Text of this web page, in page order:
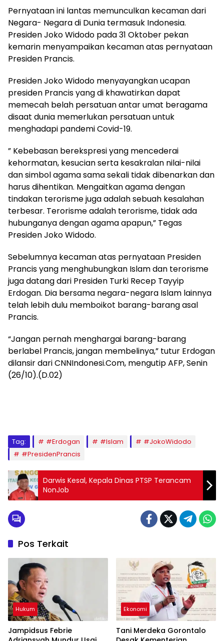
Pernyataan ini lantas memunculkan kecaman dari
Negara- Negara di Dunia termasuk Indonesia.
Presiden Joko Widodo pada 31 Oktober pekan
kemarin menyampaikan kecaman atas pernyataan
Presiden Prancis.
Presiden Joko Widodo menyayangkan ucapan
presiden Prancis yang di khawatirkan dapat
memecah belah persatuan antar umat beragama
disaat dunia memerlukan persatuan untuk
menghadapi pandemi Covid-19.
” Kebebasan berekspresi yang mencederai
kehormatan, kesucian serta kesakralan nilai-nilai
dan simbol agama sama sekali tidak dibenarkan dan
harus dihentikan. Mengaitkan agama dengan
tindakan terorisme juga adalah sebuah kesalahan
terbesar. Terorisme adalah terorisme, tidak ada
hubunganya dengan agama apapun,” Tegas
Presiden Joko Widodo.
Sebelumnya kecaman atas pernyataan Presiden
Prancis yang menghubungkan Islam dan terorisme
juga datang dari Presiden Turki Recep Tayyip
Erdogan. Dia bersama negara-negara Islam lainnya
telah lebih dulu memboikot barang-barang asal
Prancis.
“Jangan pernah menghargai barang-barang
berlabel Prancis, jangan membelinya,” tutur Erdogan
dilansir dari CNNIndonesi.Com, mengutip AFP, Senin
(26/10).(D.02)
Tag: #Erdogan #Islam
#JokoWidodo
#PresidenPrancis
Darwis Kesal, Kepala Dinas PTSP Terancam
NonJob
Pos Terkait
Hukum
Jampidsus Febrie
Ekonomi
Tani Merdeka Gorontalo